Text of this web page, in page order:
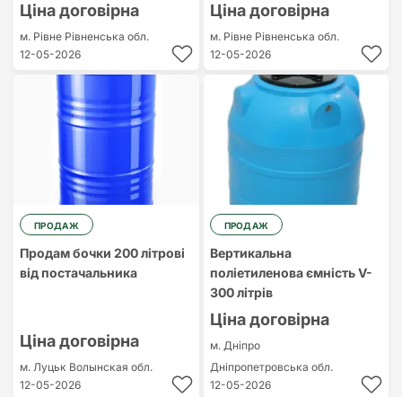
Ціна договірна
м. Рівне Рівненська обл.
12-05-2026
Ціна договірна
м. Рівне Рівненська обл.
12-05-2026
ПРОДАЖ
Продам бочки 200 літрові
від постачальника
Ціна договірна
м. Луцьк Волынская обл.
12-05-2026
ПРОДАЖ
Вертикальна
поліетиленова ємність V-
300 літрів
Ціна договірна
м. Дніпро
Дніпропетровська обл.
12-05-2026